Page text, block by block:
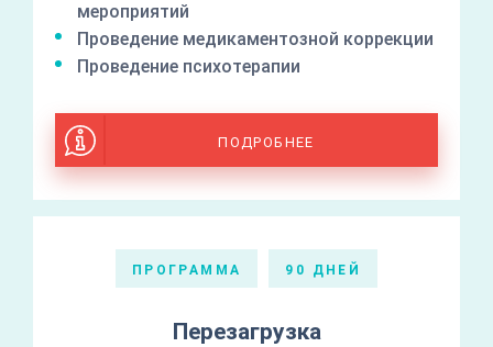
мероприятий
Проведение медикаментозной коррекции
Проведение психотерапии
ПОДРОБНЕЕ
ПРОГРАММА 90 ДНЕЙ
Перезагрузка